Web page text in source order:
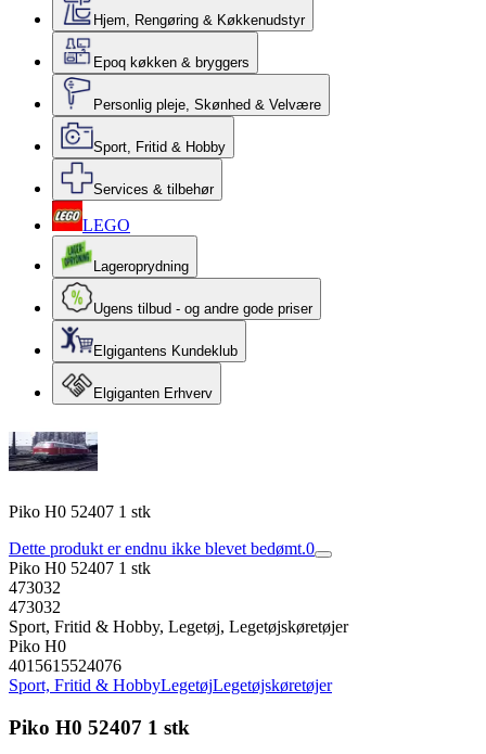
Hjem, Rengøring & Køkkenudstyr
Epoq køkken & bryggers
Personlig pleje, Skønhed & Velvære
Sport, Fritid & Hobby
Services & tilbehør
LEGO
Lageroprydning
Ugens tilbud - og andre gode priser
Elgigantens Kundeklub
Elgiganten Erhverv
Piko H0 52407 1 stk
Dette produkt er endnu ikke blevet bedømt.0
Piko H0 52407 1 stk
473032
473032
Sport, Fritid & Hobby, Legetøj, Legetøjskøretøjer
Piko H0
4015615524076
Sport, Fritid & HobbyLegetøjLegetøjskøretøjer
Piko H0 52407 1 stk